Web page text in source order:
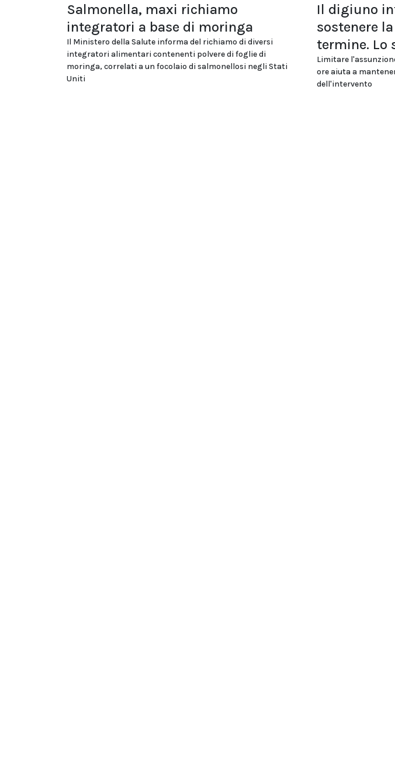
Salmonella, maxi richiamo
integratori a base di moringa
Il Ministero della Salute informa del richiamo di diversi
integratori alimentari contenenti polvere di foglie di
moringa, correlati a un focolaio di salmonellosi negli Stati
Uniti
Il digiuno
sostenere
termine. Lo
Limitare
ore aiuta a
dell'intervento